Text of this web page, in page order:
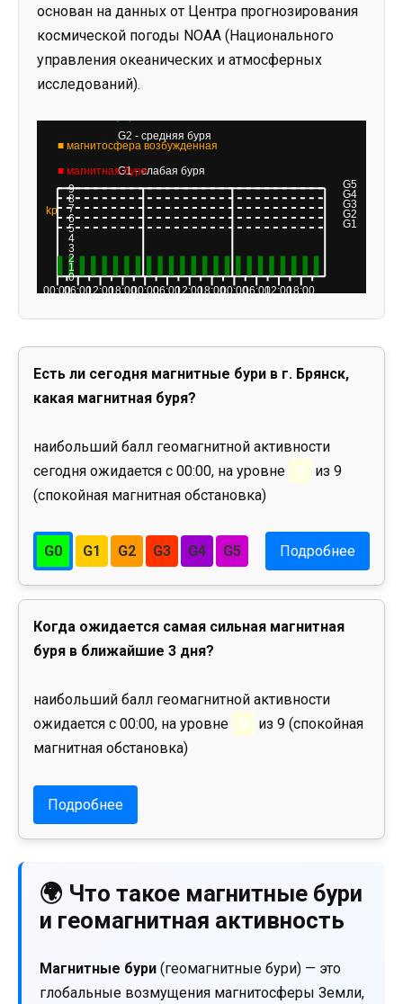
основан на данных от Центра прогнозирования
космической погоды NOAA (Национального
управления океанических и атмосферных
исследований).
Есть ли сегодня магнитные бури в г. Брянск,
какая магнитная буря?
наибольший балл геомагнитной активности
сегодня ожидается с 00:00, на уровне
0
из 9
(спокойная магнитная обстановка)
G0 G1 G2 G3 G4 G5 Подробнее
Когда ожидается самая сильная магнитная
буря в ближайшие 3 дня?
наибольший балл геомагнитной активности
ожидается с 00:00, на уровне
0
из 9 (спокойная
магнитная обстановка)
Подробнее
🌍 Что такое магнитные бури
и геомагнитная активность
Магнитные бури (геомагнитные бури) — это
глобальные возмущения магнитосферы Земли,